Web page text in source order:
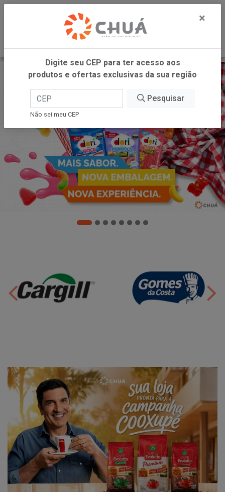
×
Digite seu CEP para ter acesso aos
produtos e ofertas exclusivas da sua região
Pesquisar
Não sei meu CEP